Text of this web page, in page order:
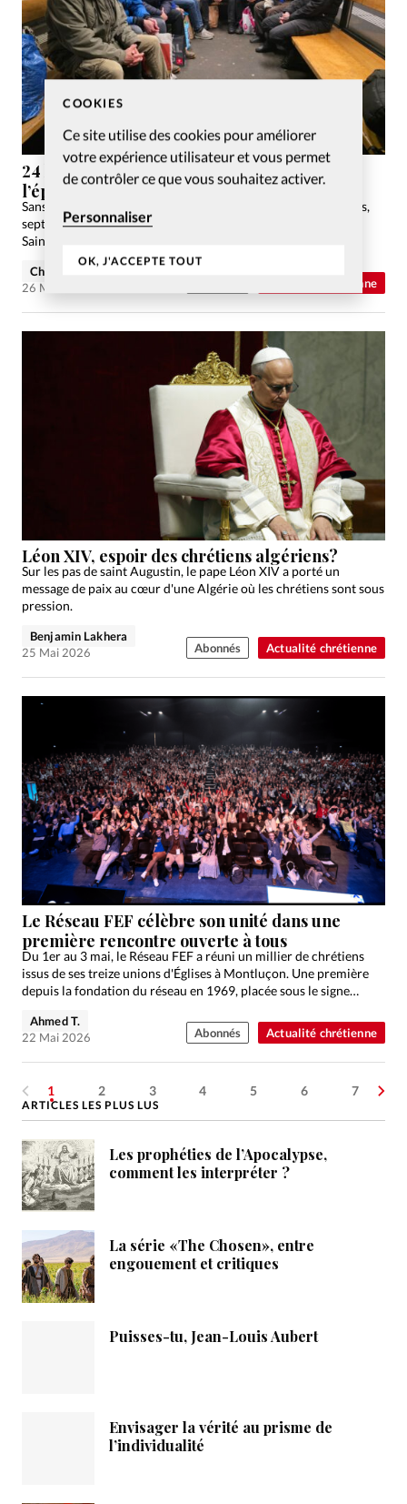
COOKIES
Ce site utilise des cookies pour améliorer
votre expérience utilisateur et vous permet
de contrôler ce que vous souhaitez activer.
Personnaliser
OK, J'ACCEPTE TOUT
Actualité chrétienne
24 heures sans abri: sept directeurs suisses à
l’épreuve de la rue
Sans argent, sans abri: à l'invitation de deux chrétiens engagés,
sept entrepreneurs suisses ont passé 24 heures dans la rue à
Saint-Gall. Une expérience transformatrice.
Christian Willi
26 Mai 2026
Actualité chrétienne
Léon XIV, espoir des chrétiens algériens?
Sur les pas de saint Augustin, le pape Léon XIV a porté un
message de paix au cœur d'une Algérie où les chrétiens sont sous
pression.
Benjamin Lakhera
25 Mai 2026
Abonnés
Actualité chrétienne
Le Réseau FEF célèbre son unité dans une
première rencontre ouverte à tous
Du 1er au 3 mai, le Réseau FEF a réuni un millier de chrétiens
issus de ses treize unions d'Églises à Montluçon. Une première
depuis la fondation du réseau en 1969, placée sous le signe…
Ahmed T.
22 Mai 2026
Abonnés
1 2 3 4 5 6 7
ARTICLES LES PLUS LUS
Les prophéties de l’Apocalypse,
comment les interpréter ?
La série «The Chosen», entre
engouement et critiques
Puisses-tu, Jean-Louis Aubert
Envisager la vérité au prisme de
l’individualité